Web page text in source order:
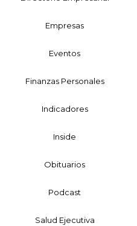
Empresas
Eventos
Finanzas Personales
Indicadores
Inside
Obituarios
Podcast
Salud Ejecutiva